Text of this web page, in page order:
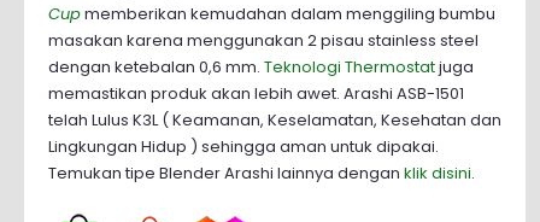
Cupmemberikan kemudahan dalam menggiling bumbu
masakan karena menggunakan 2 pisau stainless steel
dengan ketebalan 0,6 mm. Teknologi Thermostatjuga
memastikan produk akan lebih awet. Arashi ASB-1501
telah Lulus K3L ( Keamanan, Keselamatan, Kesehatan dan
Lingkungan Hidup ) sehingga aman untuk dipakai.
Temukan tipe Blender Arashi lainnya dengan klik disini.